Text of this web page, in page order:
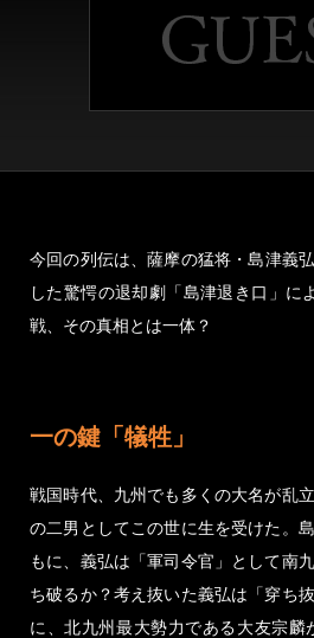
今回の列伝は、薩摩の猛将・島津義
した驚愕の退却劇「島津退き口」
戦、その真相とは一体？
一の鍵「犠牲」
戦国時代、九州でも多くの大名が乱
の二男としてこの世に生を受けた。
もに、義弘は「軍司令官」として南
ち破るか？考え抜いた義弘は「穿ち
に、北九州最大勢力である大友宗